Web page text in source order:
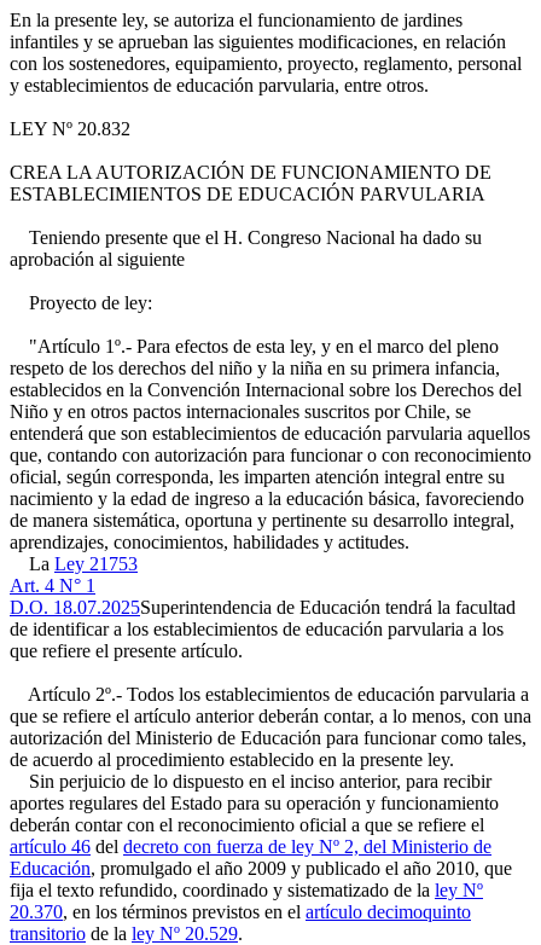
En la presente ley, se autoriza el funcionamiento de jardines
infantiles y se aprueban las siguientes modificaciones, en relación
con los sostenedores, equipamiento, proyecto, reglamento, personal
y establecimientos de educación parvularia, entre otros.
LEY Nº 20.832
CREA LA AUTORIZACIÓN DE FUNCIONAMIENTO DE
ESTABLECIMIENTOS DE EDUCACIÓN PARVULARIA
Teniendo presente que el H. Congreso Nacional ha dado su
aprobación al siguiente
Proyecto de ley:
"Artículo 1º.- Para efectos de esta ley, y en el marco del pleno
respeto de los derechos del niño y la niña en su primera infancia,
establecidos en la Convención Internacional sobre los Derechos del
Niño y en otros pactos internacionales suscritos por Chile, se
entenderá que son establecimientos de educación parvularia aquellos
que, contando con autorización para funcionar o con reconocimiento
oficial, según corresponda, les imparten atención integral entre su
nacimiento y la edad de ingreso a la educación básica, favoreciendo
de manera sistemática, oportuna y pertinente su desarrollo integral,
aprendizajes, conocimientos, habilidades y actitudes.
La Ley 21753
Art. 4 N° 1
D.O. 18.07.2025Superintendencia de Educación tendrá la facultad
de identificar a los establecimientos de educación parvularia a los
que refiere el presente artículo.
Artículo 2º.- Todos los establecimientos de educación parvularia a
que se refiere el artículo anterior deberán contar, a lo menos, con una
autorización del Ministerio de Educación para funcionar como tales,
de acuerdo al procedimiento establecido en la presente ley.
Sin perjuicio de lo dispuesto en el inciso anterior, para recibir
aportes regulares del Estado para su operación y funcionamiento
deberán contar con el reconocimiento oficial a que se refiere el
artículo 46 del decreto con fuerza de ley Nº 2, del Ministerio de
Educación, promulgado el año 2009 y publicado el año 2010, que
fija el texto refundido, coordinado y sistematizado de la ley Nº
20.370, en los términos previstos en el artículo decimoquinto
transitorio de la ley Nº 20.529.